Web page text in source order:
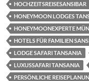
HOCHZEITSREISESANSIBAR
HONEYMOON LODGES
HONEYMOONEXPERTE
HOTELS FÜR FAMILIEN
LODGE SAFARI TANSANIA
LUXUSSAFARI TANSANIA
PERSÖNLICHE